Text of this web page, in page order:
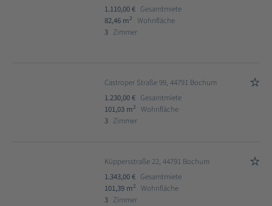
1.110,00 € Gesamtmiete
82,46 m2
Wohnfläche
3 Zimmer
Castroper Straße 99, 44791 Bochum
1.230,00 € Gesamtmiete
101,03 m2
Wohnfläche
3 Zimmer
Küppersstraße 22, 44791 Bochum
1.343,00 € Gesamtmiete
101,39 m2
Wohnfläche
3 Zimmer